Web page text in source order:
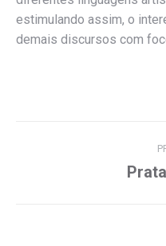
estimulando assim, o
demais discursos com
navigation